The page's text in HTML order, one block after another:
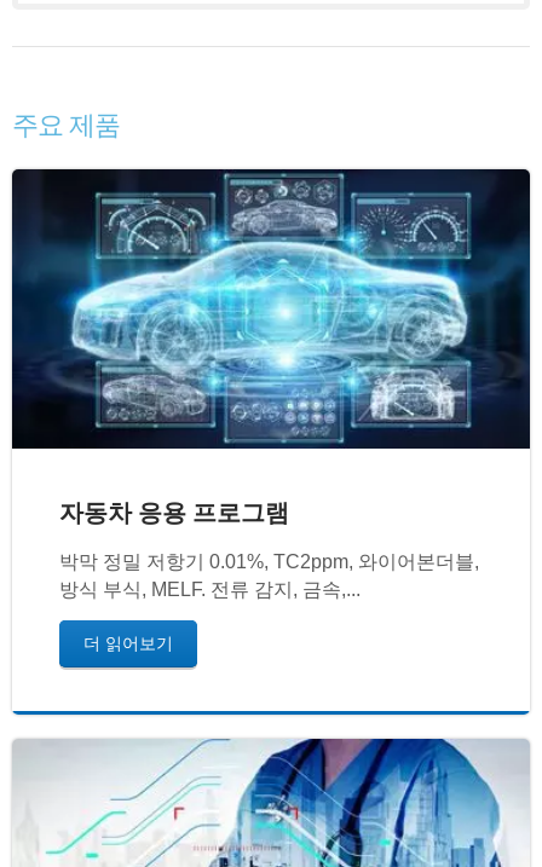
주요 제품
자동차 응용 프로그램
박막 정밀 저항기 0.01%, TC2ppm, 와이어본더블,
방식 부식, MELF. 전류 감지, 금속,...
더 읽어보기